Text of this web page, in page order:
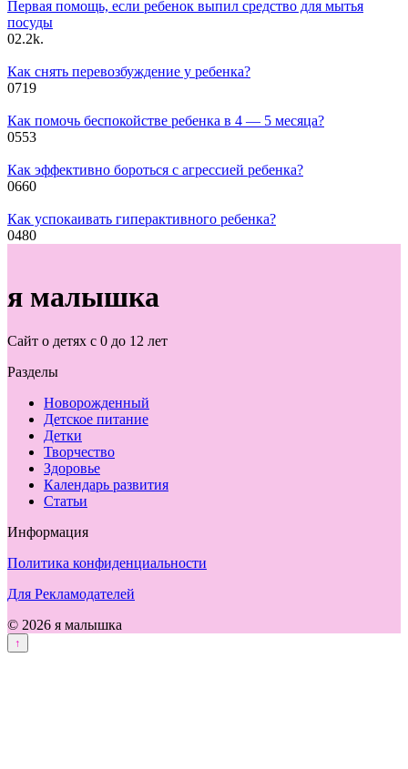
Первая помощь, если ребенок выпил средство для мытья
посуды
02.2k.
Как снять перевозбуждение у ребенка?
0719
Как помочь беспокойстве ребенка в 4 — 5 месяца?
0553
Как эффективно бороться с агрессией ребенка?
0660
Как успокаивать гиперактивного ребенка?
0480
я малышка
Сайт о детях с 0 до 12 лет
Разделы
Новорожденный
Детское питание
Детки
Творчество
Здоровье
Календарь развития
Статьи
Информация
Политика конфиденциальности
Для Рекламодателей
© 2026 я малышка